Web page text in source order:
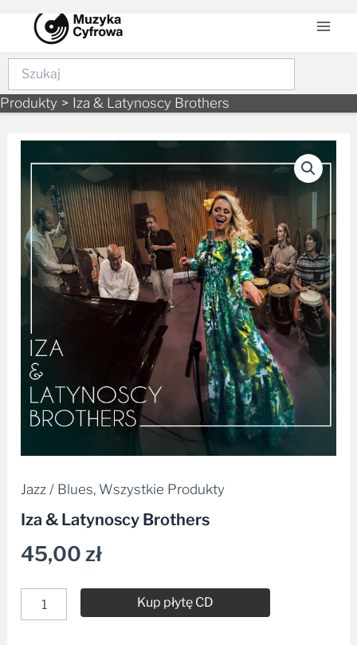
content
Szukaj
Produkty
Iza & Latynoscy Brothers
45,00zł
Iza
Brothers